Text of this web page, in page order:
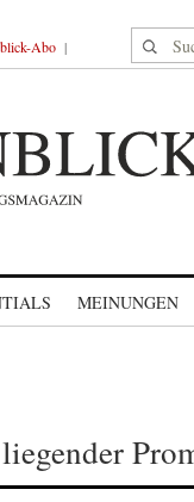
Abo Suche
MEINUNGEN